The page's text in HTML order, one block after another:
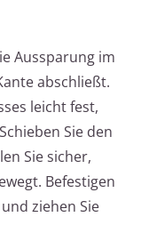
Aussparung im
abschließt.
leicht fest,
Sie den
Sie sicher,
Befestigen
ziehen Sie